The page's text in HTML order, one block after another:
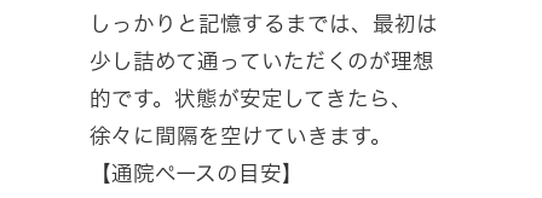
しっかりと記憶するまでは、最初は
少し詰めて通っていただくのが理想
的です。状態が安定してきたら、
徐々に間隔を空けていきます。
【通院ペースの目安】